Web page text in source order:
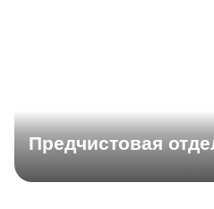
Предчистовая